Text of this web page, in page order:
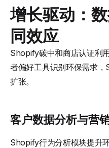
增长驱动：
同效应
Shopify碳中和商店认证利
者偏好工具识别环保需求
扩张。
客户数据分析与营
Shopify行为分析模块提升